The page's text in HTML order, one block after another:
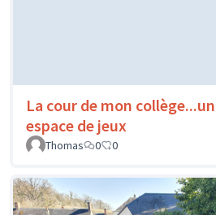
La cour de mon collège...un
espace de jeux
Thomas
0 0